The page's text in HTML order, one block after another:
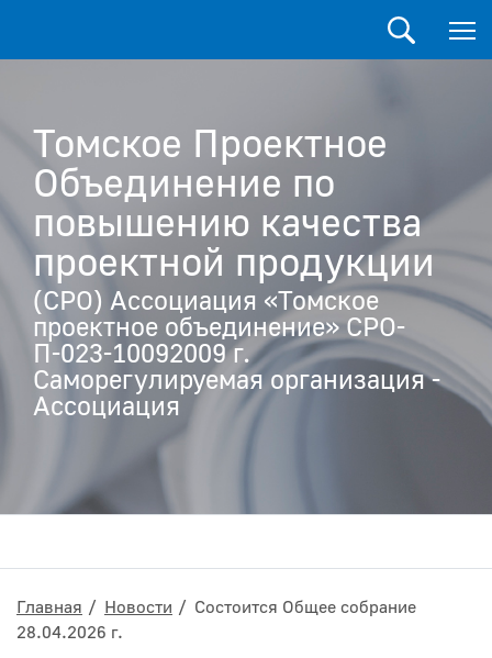
Томское Проектное
Объединение по
повышению качества
проектной продукции
(СРО) Ассоциация «Томское
проектное объединение» СРО-
П-023-10092009 г.
Саморегулируемая организация -
Ассоциация
Главная Новости
Состоится Общее собрание
28.04.2026 г.